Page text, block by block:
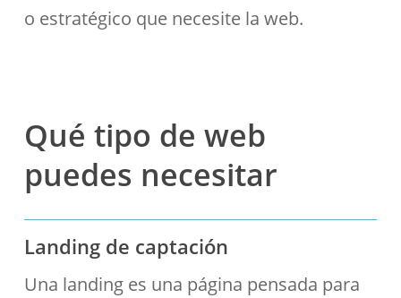
o estratégico que necesite la web.
Qué tipo de web
puedes necesitar
Landing de captación
Una landing es una página pensada para